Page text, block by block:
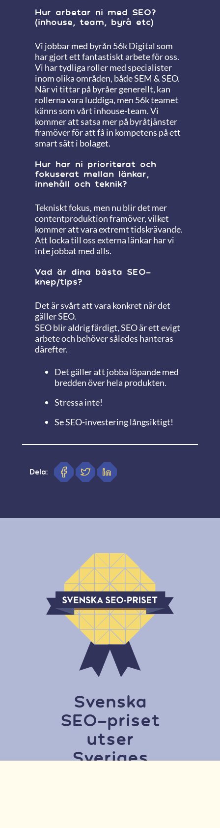
Hur arbetar ni med SEO?
(inhouse, team, byrå etc)
Vi jobbar med byrån 56k Digital som
har gjort ett fantastiskt arbete för oss.
Vi har tydliga roller med specialister
inom olika områden, både SEM & SEO.
När vi tittar på byråer generellt, kan
rollerna vara luddiga, men 56k teamet
känns som vårt inhouse-team. Vi
kommer att satsa mer på byråtjänster
framöver för att få in kompetens på ett
smart sätt i bolaget.
Hur har ni prioriterat och
fokuserat mellan länkar,
innehåll och teknik?
Tekniskt fokus, men nu blir det mer
contentproduktion framöver, vilket
kommer att vara extremt tidskrävande.
Att locka till oss externa länkar har vi
inte jobbat med alls.
Vad är dina bästa SEO-
knep/tips?
Det är svårt att vara konkret när det
gäller SEO.
SEO blir aldrig färdigt, SEO är ett evigt
arbete och behöver således hanteras
därefter.
Det gäller att jobba löpande med
bredden över hela produkten.
Stressa inte!
Se SEO-investering långsiktigt!
Dela:
Svenska
SEO-priset
utser
Sveriges